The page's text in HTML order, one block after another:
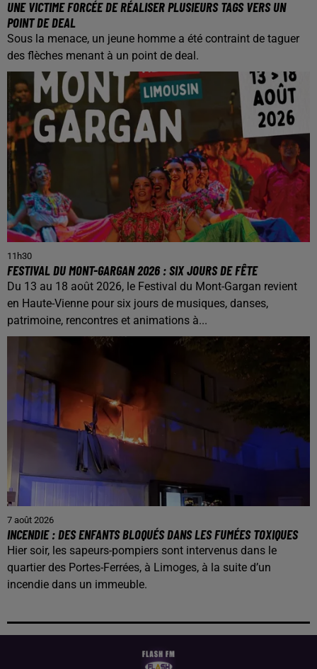
UNE VICTIME FORCÉE DE RÉALISER PLUSIEURS TAGS VERS UN
POINT DE DEAL
Sous la menace, un jeune homme a été contraint de taguer
des flèches menant à un point de deal.
11h30
FESTIVAL DU MONT-GARGAN 2026 : SIX JOURS DE FÊTE
Du 13 au 18 août 2026, le Festival du Mont-Gargan revient
en Haute-Vienne pour six jours de musiques, danses,
patrimoine, rencontres et animations à...
7 août 2026
INCENDIE : DES ENFANTS BLOQUÉS DANS LES FUMÉES TOXIQUES
Hier soir, les sapeurs-pompiers sont intervenus dans le
quartier des Portes-Ferrées, à Limoges, à la suite d’un
incendie dans un immeuble.